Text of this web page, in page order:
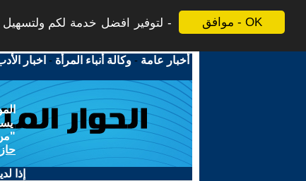
موافق - OK
لتوفير افضل خدمة لكم ولتسهيل
أخبار عامة -وكالة أنباء المرأة - اخبار
إذا